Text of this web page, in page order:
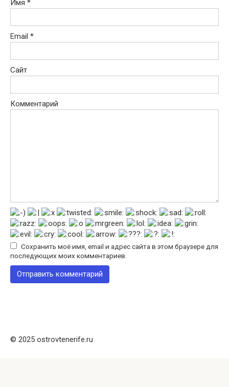
Имя *
Email *
Сайт
Комментарий
Сохранить моё имя, email и адрес сайта в этом браузере для
последующих моих комментариев.
© 2025 ostrovtenerife.ru